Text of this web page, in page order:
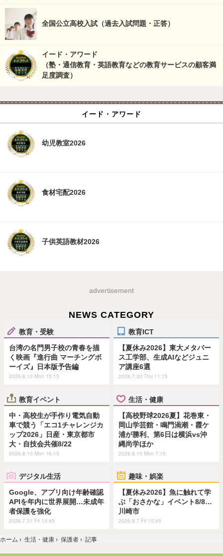
全国公立高校入試（過去入試問題・正答）
イード・アワード
（塾・通信教育・英語教育などの教育サービスの顧客満
足度調査）
イード・アワード
幼児教室2026
食材宅配2026
子供英語教材2026
advertisement
NEWS CATEGORY
教育・受験
台湾の名門男子校の青春を描
く映画『進行曲 マーチングボ
ーイズ』日本版予告編
2026.8.10 Mon 15:15
教育ICT
【夏休み2026】東大メタバー
ス工学部、生成AIなどジュニ
ア講座6選
2026.7.30 Thu 11:15
教育イベント
中・高校生が手作り電気自動
車で競う「エコ1チャレンジカ
ップ2026」日産・東京都市
大・自技会共催8/22
2026.8.10 Mon 16:15
生活・健康
【高校野球2026夏】花巻東・
岡山学芸館・鳴門渦潮・霞ケ
浦が勝利、第6日は横浜vs沖
縄尚学ほか
2026.8.10 Mon 7:15
デジタル生活
Google、アプリ向け年齢確認
APIを年内に世界展開…未成年
者保護を強化
2026.7.31 Fri 13:45
趣味・娯楽
【夏休み2026】魚に触れて学
ぶ「おさかな」イベント8/8…
川崎市
2026.8.7 Fri 10:45
ホーム › 生活・健康 › 保護者 › 記事